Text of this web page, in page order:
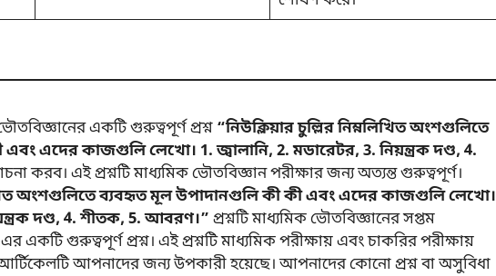
একটি গুরুত্বপূর্ণ প্রশ্ন “নিউক্লিয়ার চুল্লির নিম্নলিখিত অংশগুলিতে
এদের কাজগুলি লেখো। 1. জ্বালানি, 2. মডারেটর, 3. নিয়ন্ত্রক দণ্ড, 4.
করব। এই প্রশ্নটি মাধ্যমিক ভৌতবিজ্ঞান পরীক্ষার জন্য অত্যন্ত গুরুত্বপূর্ণ।
অংশগুলিতে ব্যবহৃত মূল উপাদানগুলি কী কী এবং এদের কাজগুলি লেখো।
দণ্ড, 4. শীতক, 5. আবরণ।” প্রশ্নটি মাধ্যমিক ভৌতবিজ্ঞানের সপ্তম
একটি গুরুত্বপূর্ণ প্রশ্ন। এই প্রশ্নটি মাধ্যমিক পরীক্ষায় এবং চাকরির পরীক্ষায়
আপনাদের জন্য উপকারী হয়েছে। আপনাদের কোনো প্রশ্ন বা অসুবিধা